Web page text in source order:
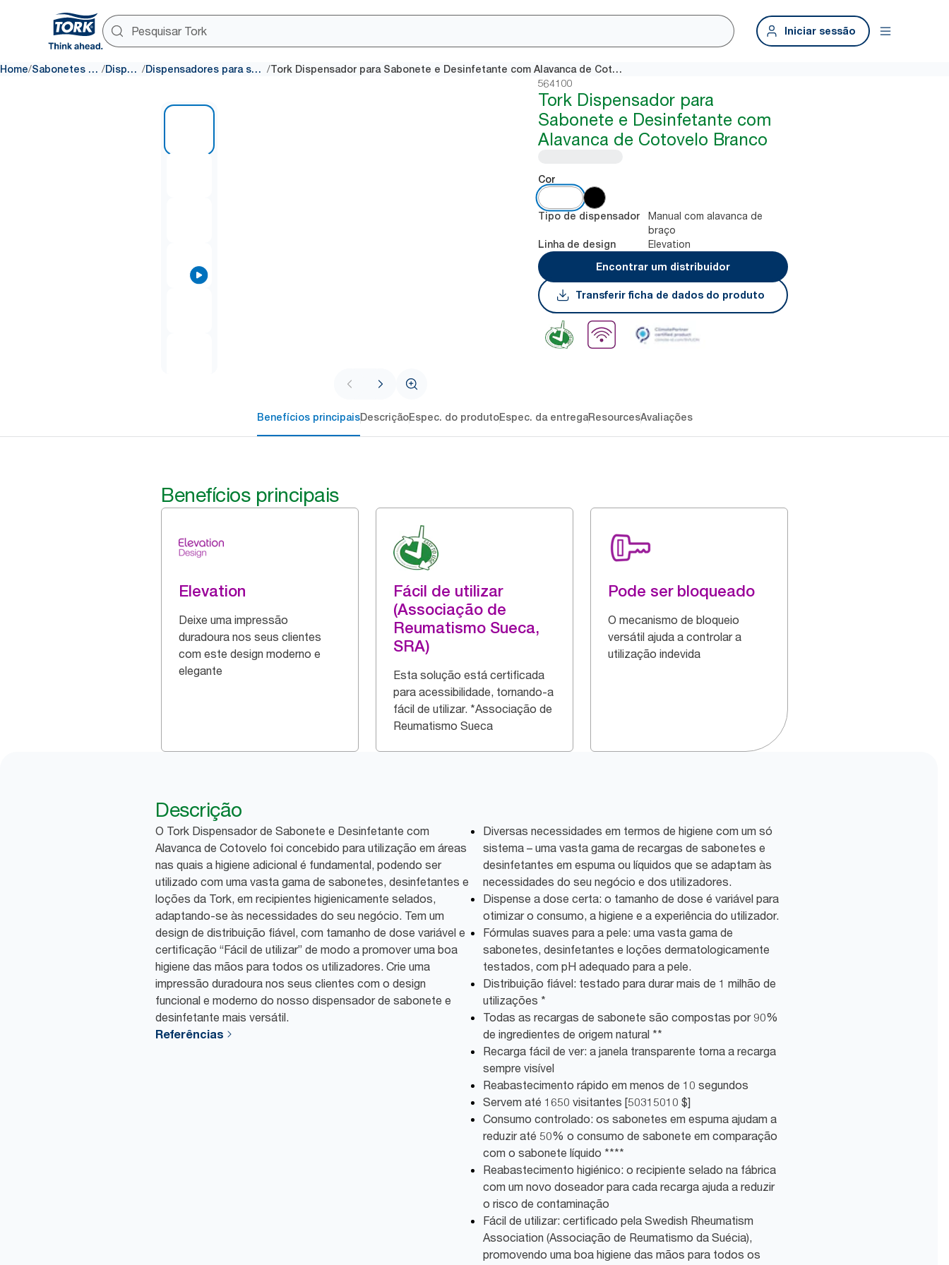
Iniciar sessão
Home/ Sabonetes e Desinfetantes / Dispensadores / Dispensadores para sabonetes e desinfetantes / Tork Dispensador para Sabonete e Desinfetante com Alavanca de Cotovelo Branco
564100
Tork Dispensador para
Sabonete e Desinfetante com
Alavanca de Cotovelo Branco
Cor
Tipo de dispensador
Manual com alavanca de
braço
Linha de design
Elevation
Encontrar um distribuidor
Transferir ficha de dados do produto
Benefícios principaisDescriçãoEspec. do produtoEspec. da entregaResourcesAvaliações
Benefícios principais
Elevation
Deixe uma impressão
duradoura nos seus clientes
com este design moderno e
elegante
Fácil de utilizar
(Associação de
Reumatismo Sueca,
SRA)
Esta solução está certificada
para acessibilidade, tornando-a
fácil de utilizar. *Associação de
Reumatismo Sueca
Pode ser bloqueado
O mecanismo de bloqueio
versátil ajuda a controlar a
utilização indevida
Descrição
O Tork Dispensador de Sabonete e Desinfetante com
Alavanca de Cotovelo foi concebido para utilização em áreas
nas quais a higiene adicional é fundamental, podendo ser
utilizado com uma vasta gama de sabonetes, desinfetantes e
loções da Tork, em recipientes higienicamente selados,
adaptando-se às necessidades do seu negócio. Tem um
design de distribuição fiável, com tamanho de dose variável e
certificação “Fácil de utilizar” de modo a promover uma boa
higiene das mãos para todos os utilizadores. Crie uma
impressão duradoura nos seus clientes com o design
funcional e moderno do nosso dispensador de sabonete e
desinfetante mais versátil.
Referências
Diversas necessidades em termos de higiene com um só
sistema – uma vasta gama de recargas de sabonetes e
desinfetantes em espuma ou líquidos que se adaptam às
necessidades do seu negócio e dos utilizadores.
Dispense a dose certa: o tamanho de dose é variável para
otimizar o consumo, a higiene e a experiência do utilizador.
Fórmulas suaves para a pele: uma vasta gama de
sabonetes, desinfetantes e loções dermatologicamente
testados, com pH adequado para a pele.
Distribuição fiável: testado para durar mais de 1 milhão de
utilizações *
Todas as recargas de sabonete são compostas por 90%
de ingredientes de origem natural **
Recarga fácil de ver: a janela transparente torna a recarga
sempre visível
Reabastecimento rápido em menos de 10 segundos
Servem até 1650 visitantes [50315010 $]
Consumo controlado: os sabonetes em espuma ajudam a
reduzir até 50% o consumo de sabonete em comparação
com o sabonete líquido ****
Reabastecimento higiénico: o recipiente selado na fábrica
com um novo doseador para cada recarga ajuda a reduzir
o risco de contaminação
Fácil de utilizar: certificado pela Swedish Rheumatism
Association (Associação de Reumatismo da Suécia),
promovendo uma boa higiene das mãos para todos os